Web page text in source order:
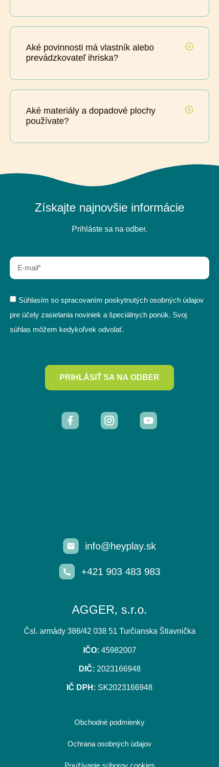
Aké povinnosti má vlastník alebo
prevádzkovateľ ihriska?
Aké materiály a dopadové plochy
používate?
info@heyplay.sk
+421 903 483 983
AGGER, s.r.o.
Čsl. armády 386/42 038 51 Turčianska Štiavnička
IČO: 45982007
DIČ: 2023166948
IČ DPH: SK2023166948
Získajte najnovšie informácie
Prihláste sa na odber.
Súhlasím so spracovaním poskytnutých osobných údajov
pre účely zasielania noviniek a špeciálnych ponúk. Svoj
súhlas môžem kedykoľvek odvolať.
PRIHLÁSIŤ SA NA ODBER
Obchodné podmienky
Ochrana osobných údajov
Používanie súborov cookies